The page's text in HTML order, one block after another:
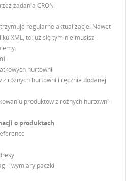
zadania CRON
regularne aktualizacje! Nawet
XML, to już się tym nie musisz
hurtowni
z różnych hurtowni i ręcznie dodanej
produktów z różnych hurtowni -
o produktach
i wymiary paczki
Utwórz listę życzeń